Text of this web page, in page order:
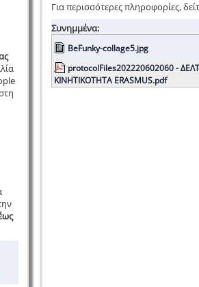
Για περισσότερες πληροφορίες,
Συνημμένα:
BeFunky-collage5.jpg
protocolFiles202220602060 -
ΚΙΝΗΤΙΚΟΤΗΤΑ ERASMUS.pdf